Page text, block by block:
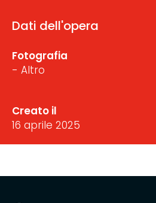
Dati dell'opera
Fotografia
- Altro
Creato il
16 aprile 2025